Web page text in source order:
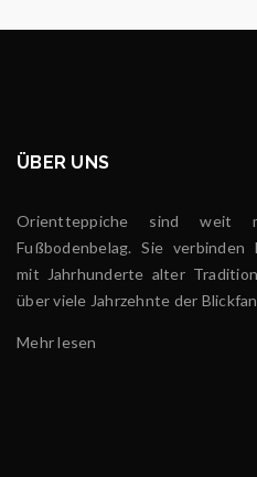
ÜBER UNS
Orientteppiche sind weit
Fußbodenbelag. Sie
mit Jahrhunderte alter
über viele Jahrzehnte der
Mehr lesen